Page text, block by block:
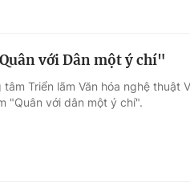
với Dân một ý chí"
Triển lãm Văn hóa nghệ thuật
"Quân với dân một ý chí".